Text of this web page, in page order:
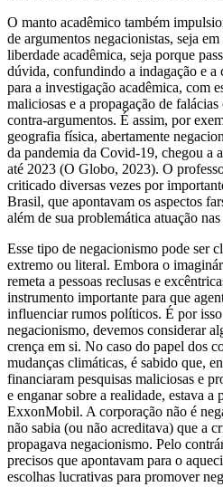
O manto acadêmico também
de argumentos negacionistas, seja
liberdade acadêmica, seja porque
dúvida, confundindo a indagação e a
para a investigação acadêmica, com
maliciosas e a propagação de
contra-argumentos. É assim, por
geografia física, abertamente
da pandemia da Covid-19, chegou a
até 2023 (O Globo, 2023). O
criticado diversas vezes por
Brasil, que apontavam os aspectos
além de sua problemática atuação
Esse tipo de negacionismo pode ser
extremo ou literal. Embora o
remeta a pessoas reclusas e
instrumento importante para que
influenciar rumos políticos. É por
negacionismo, devemos considerar
crença em si. No caso do papel dos
mudanças climáticas, é sabido que,
financiaram pesquisas maliciosas e
e enganar sobre a realidade, estava a
ExxonMobil. A corporação não é
não sabia (ou não acreditava) que a
propagava negacionismo. Pelo
precisos que apontavam para o
escolhas lucrativas para promover